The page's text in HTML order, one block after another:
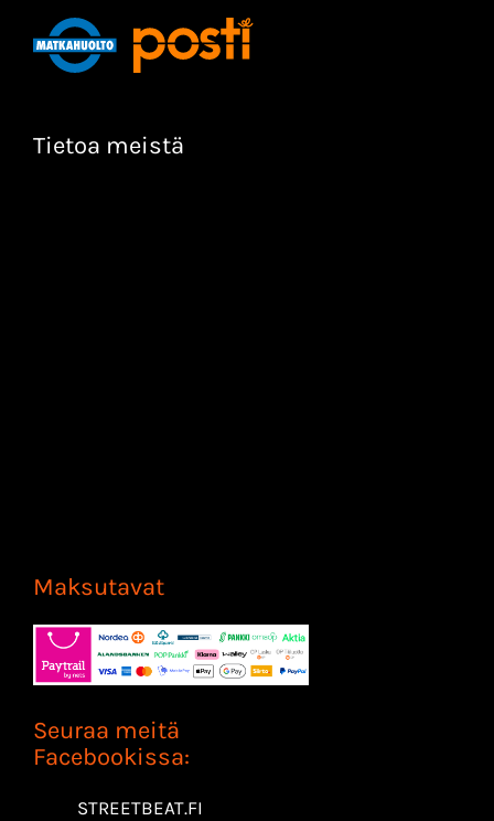
Tietoa meistä
Maksutavat
Seuraa meitä
Facebookissa:
STREETBEAT.FI